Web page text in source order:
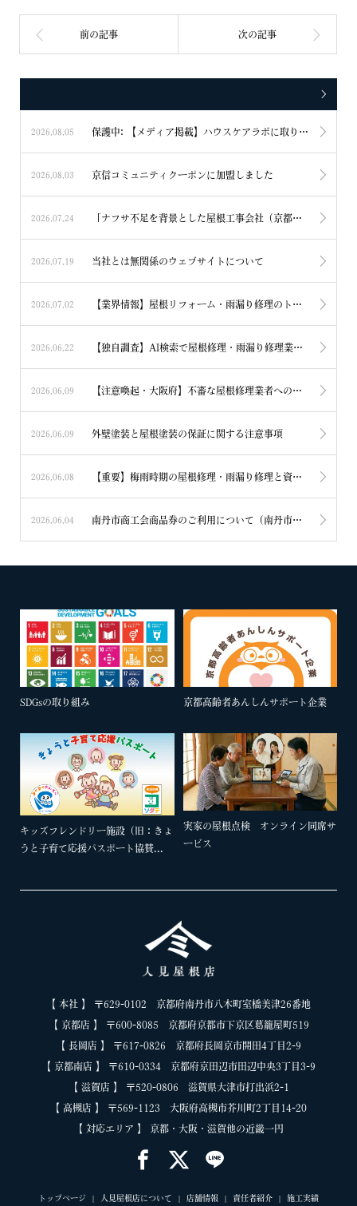
2026.08.05 保護中: 【メディア掲載】ハウスケアラボに取り上げられました
2026.08.03 京信コミュニティクーポンに加盟しました
2026.07.24 「ナフサ不足を背景とした屋根工事会社（京都市）の倒産報道」について
2026.07.19 当社とは無関係のウェブサイトについて
2026.07.02 【業界情報】屋根リフォーム・雨漏り修理のトラブル相談について 京都・滋賀
2026.06.22 【独自調査】AI検索で屋根修理・雨漏り修理業者を探す際の注意点
2026.06.09 【注意喚起・大阪府】不審な屋根修理業者への対応について
2026.06.09 外壁塗装と屋根塗装の保証に関する注意事項
2026.06.08 【重要】梅雨時期の屋根修理・雨漏り修理と資材確保について
2026.06.04 南丹市商工会商品券のご利用について（南丹市物価高騰対応生活支援事業）
SDGsの取り組み 京都高齢者あんしんサポート企業
キッズフレンドリー施設（旧：きょ
うと子育て応援パスポート協賛...
実家の屋根点検 オンライン同席サ
ービス
【 本社 】 〒629-0102 京都府南丹市八木町室橋美津26番地
【 京都店 】 〒600-8085 京都府京都市下京区葛籠屋町519
【 長岡店 】 〒617-0826 京都府長岡京市開田4丁目2-9
【 京都南店 】 〒610-0334 京都府京田辺市田辺中央3丁目3-9
【 滋賀店 】 〒520-0806 滋賀県大津市打出浜2-1
【 高槻店 】 〒569-1123 大阪府高槻市芥川町2丁目14-20
【 対応エリア 】 京都・大阪・滋賀他の近畿一円
トップページ 人見屋根店について 店舗情報 責任者紹介 施工実績